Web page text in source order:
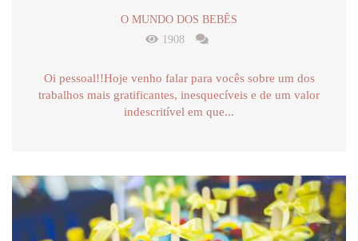
O MUNDO DOS BEBÊS
1908
Oi pessoal!!Hoje venho falar para vocês sobre um dos
trabalhos mais gratificantes, inesquecíveis e de um valor
indescritível em que...